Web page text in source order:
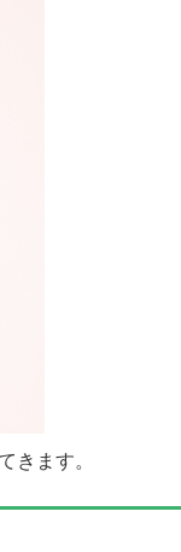
きます。